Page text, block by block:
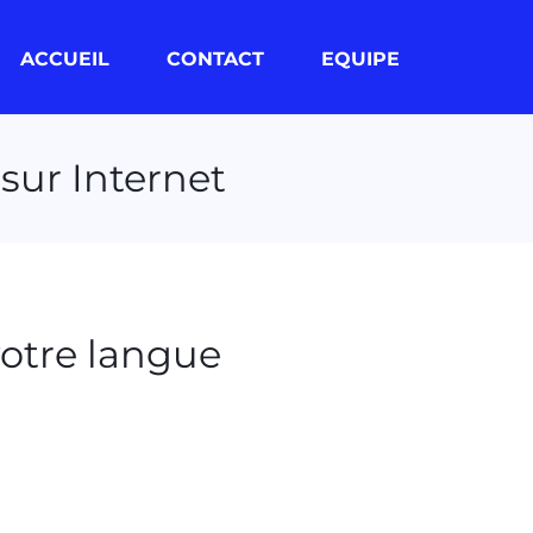
ACCUEIL CONTACT EQUIPE
Internet
langue